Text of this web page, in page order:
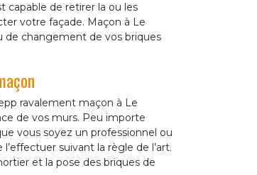
capable de retirer la ou les
votre façade. Maçon à Le
de changement de vos briques
ravalement maçon à Le
de vos murs. Peu importe
vous soyez un professionnel ou
suivant la règle de l’art.
et la pose des briques de